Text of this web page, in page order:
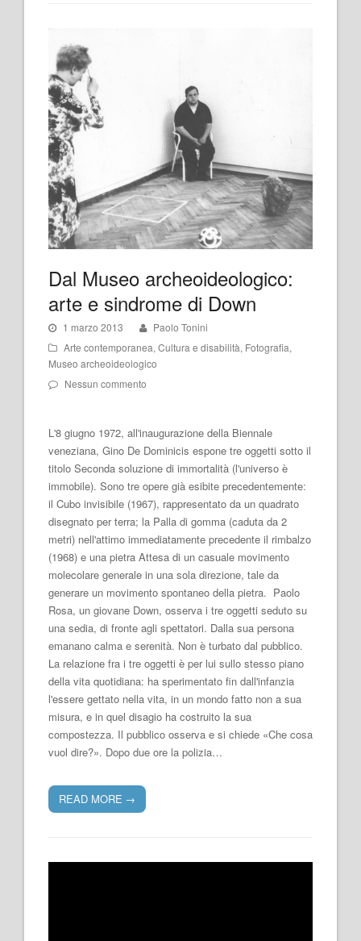
Dal Museo archeoideologico:
arte e sindrome di Down
1 marzo 2013
Paolo Tonini
Arte contemporanea, Cultura e disabilità, Fotografia,
Museo archeoideologico
Nessun commento
L'8 giugno 1972, all'inaugurazione della Biennale
veneziana, Gino De Dominicis espone tre oggetti sotto il
titolo Seconda soluzione di immortalità (l'universo è
immobile). Sono tre opere già esibite precedentemente:
il Cubo invisibile (1967), rappresentato da un quadrato
disegnato per terra; la Palla di gomma (caduta da 2
metri) nell'attimo immediatamente precedente il rimbalzo
(1968) e una pietra Attesa di un casuale movimento
molecolare generale in una sola direzione, tale da
generare un movimento spontaneo della pietra. Paolo
Rosa, un giovane Down, osserva i tre oggetti seduto su
una sedia, di fronte agli spettatori. Dalla sua persona
emanano calma e serenità. Non è turbato dal pubblico.
La relazione fra i tre oggetti è per lui sullo stesso piano
della vita quotidiana: ha sperimentato fin dall'infanzia
l'essere gettato nella vita, in un mondo fatto non a sua
misura, e in quel disagio ha costruito la sua
compostezza. Il pubblico osserva e si chiede «Che cosa
vuol dire?». Dopo due ore la polizia…
READ MORE →